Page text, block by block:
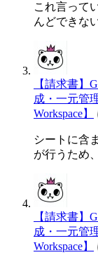
これ言って
んどできな
【請求書】
成・一元管
Workspace】
シートに含
が行うため
【請求書】
成・一元管
Workspace】